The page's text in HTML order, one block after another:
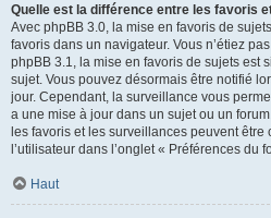
Quelle est la différence entre les favoris
Avec phpBB 3.0, la mise en favoris de
favoris dans un navigateur. Vous n’étiez
phpBB 3.1, la mise en favoris de sujets est
sujet. Vous pouvez désormais être notifié
jour. Cependant, la surveillance vous
a une mise à jour dans un sujet ou un
les favoris et les surveillances peuvent
l’utilisateur dans l’onglet « Préférences du
Haut